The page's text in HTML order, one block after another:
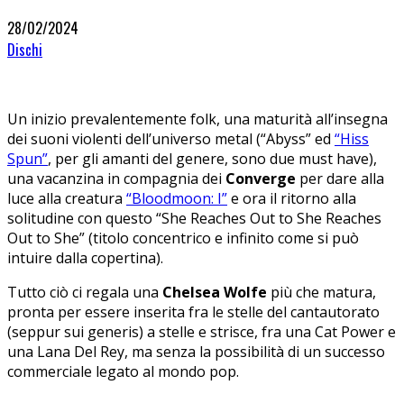
28/02/2024
Dischi
Un inizio prevalentemente folk, una maturità all’insegna
dei suoni violenti dell’universo metal (“Abyss” ed “Hiss
Spun”, per gli amanti del genere, sono due must have),
una vacanzina in compagnia dei Converge per dare alla
luce alla creatura “Bloodmoon: I”e ora il ritorno alla
solitudine con questo “She Reaches Out to She Reaches
Out to She” (titolo concentrico e infinito come si può
intuire dalla copertina).
Tutto ciò ci regala una Chelsea Wolfe più che matura,
pronta per essere inserita fra le stelle del cantautorato
(seppur sui generis) a stelle e strisce, fra una Cat Power e
una Lana Del Rey, ma senza la possibilità di un successo
commerciale legato al mondo pop.